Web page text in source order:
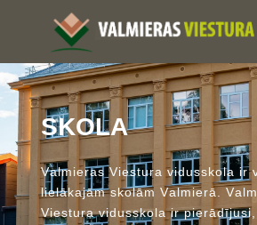
SKOLA
Valmieras Viestura vidusskola ir
lielākajām skolām Valmierā Valm
Viestura vidusskola ir pierādījusi